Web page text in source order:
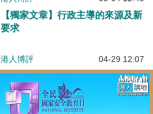
【獨家文章】行政主導的來源及新
要求
港人博評 04-29 12:07